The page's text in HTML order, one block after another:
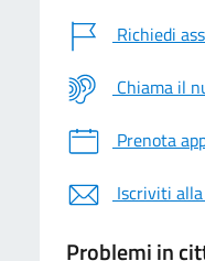
Richiedi
Chiama il
Prenota
Iscriviti
Problemi in